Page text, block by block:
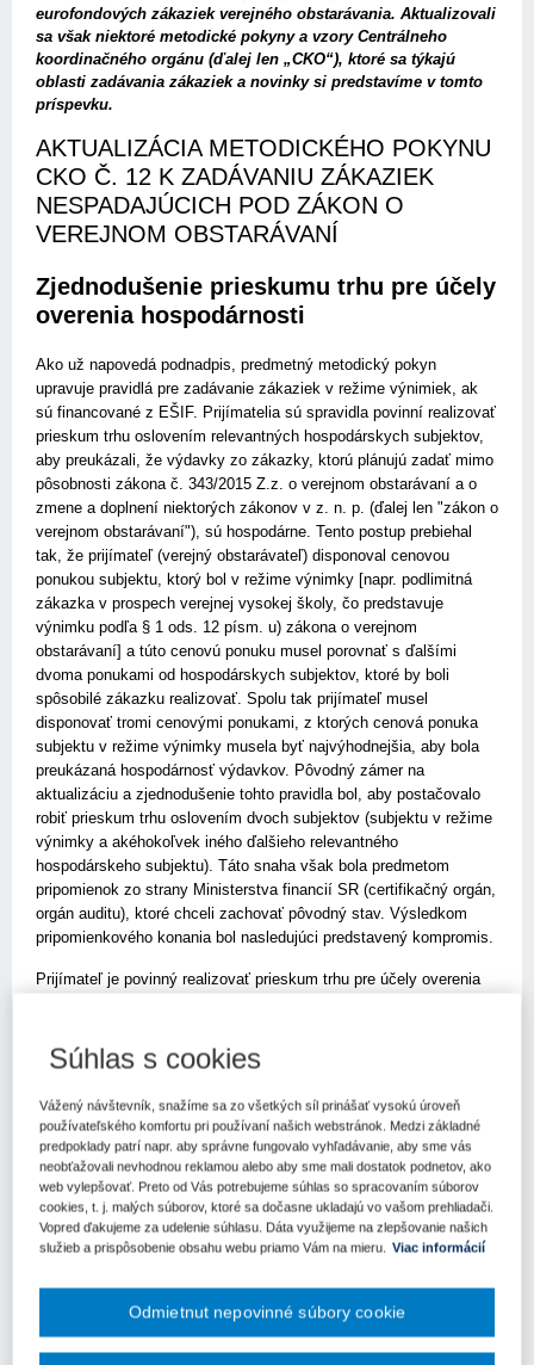
eurofondových zákaziek verejného obstarávania. Aktua­lizovali
sa však niektoré metodické pokyny a vzory Centrálneho
koordinačného orgánu (ďalej len „CKO“), ktoré sa týkajú
oblasti zadávania zákaziek a novinky si predstavíme v tomto
príspevku.
AKTUALIZÁCIA METODICKÉHO POKYNU
CKO Č. 12 K ZADÁVANIU ZÁKAZIEK
NESPADAJÚCICH POD ZÁKON O
VEREJNOM OBSTARÁVANÍ
Zjednodušenie prieskumu trhu pre účely
overenia hospodárnosti
Ako už napovedá podnadpis, predmetný metodický pokyn
upravuje pravidlá pre zadávanie zákaziek v režime výnimiek, ak
sú financované z EŠIF. Prijímatelia sú spravidla povinní realizovať
prieskum trhu oslovením relevantných hospodárskych subjektov,
aby preukázali, že výdavky zo zákazky, ktorú plánujú zadať mimo
pôsobnosti zákona č. 343/2015 Z.z. o verejnom obstarávaní a o
zmene a doplnení niektorých zákonov v z. n. p. (ďalej len "zákon o
verejnom obstarávaní"), sú hospodárne. Tento postup prebiehal
tak, že prijímateľ (verejný obstarávateľ) disponoval cenovou
ponukou subjektu, ktorý bol v režime výnimky [napr. podlimitná
zákazka v prospech verejnej vysokej školy, čo predstavuje
výnimku podľa § 1 ods. 12 písm. u) zákona o verejnom
obstarávaní] a túto cenovú ponuku musel porovnať s ďalšími
dvoma ponukami od hospodárskych subjektov, ktoré by boli
spôsobilé zákazku realizovať. Spolu tak prijímateľ musel
disponovať tromi cenovými ponukami, z ktorých cenová ponuka
subjektu v režime výnimky musela byť najvýhodnejšia, aby bola
preukázaná hospodárnosť výdavkov. Pôvodný zámer na
aktualizáciu a zjednodušenie tohto pravidla bol, aby postačovalo
robiť prieskum trhu oslovením dvoch subjektov (subjektu v režime
výnimky a akéhokoľvek iného ďalšieho relevantného
hospodárskeho subjektu). Táto snaha však bola predmetom
pripomienok zo strany Ministerstva financií SR (certifikačný orgán,
orgán auditu), ktoré chceli zachovať pôvodný stav. Výsledkom
pripomienkového konania bol nasledujúci predstavený kompromis.
Prijímateľ je povinný realizovať prieskum trhu pre účely overenia
žiadosťou o predloženie cenovej ponuky minimálne ďalšie dva
hospodárske subjekty, alebo ak nedisponuje cenovou ponukou
hospodárskeho subjektu, v prospech ktorého má byť zadaná
zákazka, osloví v rámci prieskumu trhu so žiadosťou o
predloženie cenovej ponuky minimálne tri relevantné hospodárske
subjekty. Následne prijímateľ aktuálnu cenovú ponuku
hospodárskeho subjektu, v prospech ktorého bude zadaná
zákazka v režime výnimky, porovná s cenovou ponukou na
rovnaký alebo porovnateľný predmet zákazky minimálne jedného
cenových ponúk). Zostalo tak zachované pravidlo, že dokopy je
potrebné osloviť so žiadosťou o predloženie ponuky aspoň tri
relevantné hospodárske subjekty (nemusí to byť súčasne, keďže
Súhlas s cookies
Vážený návštevník, snažíme sa zo všetkých síl prinášať vysokú úroveň
používateľského komfortu pri používaní našich webstránok. Medzi základné
predpoklady patrí napr. aby správne fungovalo vyhľadávanie, aby sme vás
neobťažovali nevhodnou reklamou alebo aby sme mali dostatok podnetov, ako
web vylepšovať. Preto od Vás potrebujeme súhlas so spracovaním súborov
cookies, t. j. malých súborov, ktoré sa dočasne ukladajú vo vašom prehliadači.
Vopred ďakujeme za udelenie súhlasu. Dáta využijeme na zlepšovanie našich
služieb a prispôsobenie obsahu webu priamo Vám na mieru. Viac informácií
Odmietnut nepovinné súbory cookie